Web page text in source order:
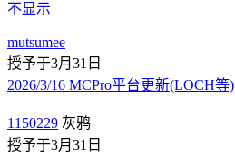
不显示
mutsumee
授予于3月31日
2026/3/16 MCPro平台更新(LOCH等)
1150229 灰鸦
授予于3月31日